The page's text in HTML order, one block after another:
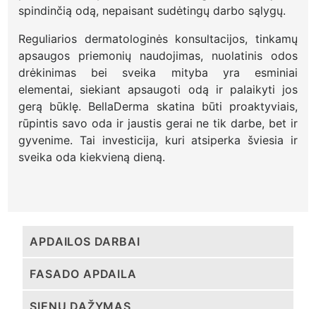
spindinčią odą, nepaisant sudėtingų darbo sąlygų.
Reguliarios dermatologinės konsultacijos, tinkamų
apsaugos priemonių naudojimas, nuolatinis odos
drėkinimas bei sveika mityba yra esminiai
elementai, siekiant apsaugoti odą ir palaikyti jos
gerą būklę. BellaDerma skatina būti proaktyviais,
rūpintis savo oda ir jaustis gerai ne tik darbe, bet ir
gyvenime. Tai investicija, kuri atsiperka šviesia ir
sveika oda kiekvieną dieną.
APDAILOS DARBAI
FASADO APDAILA
SIENŲ DAŽYMAS